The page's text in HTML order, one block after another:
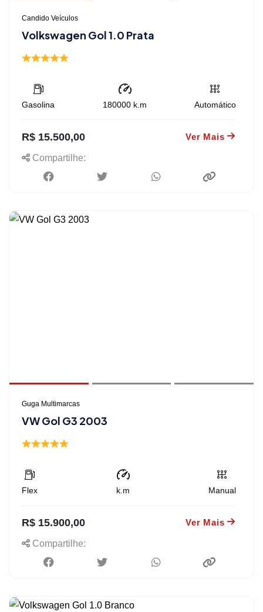
Candido Veículos
Volkswagen Gol 1.0 Prata
Gasolina 180000k.m Automático
R$ 15.500,00 Ver Mais
Compartilhe:
Guga Multimarcas
VW Gol G3 2003
Flex k.m Manual
R$ 15.900,00 Ver Mais
Compartilhe: